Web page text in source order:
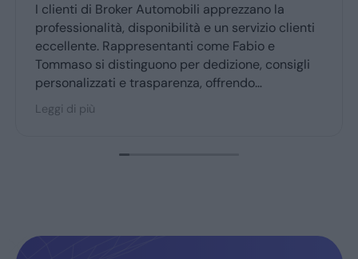
apprezzano la
e un servizio clienti
come Fabio e
dedizione, consigli
offrendo
Broker
dai clienti fedeli,
Grazie mille a Daniele e
professionali...grazie👍